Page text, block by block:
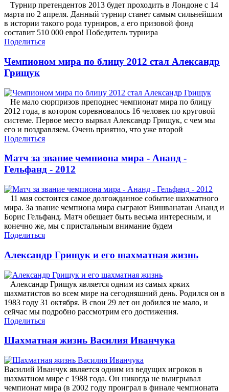
Турнир претендентов 2013 будет проходить в Лондоне с 14
марта по 2 апреля. Данный турнир станет самым сильнейшим
в истории такого рода турниров, а его призовой фонд
составит 510 000 евро! Победитель турнира
Поделиться
Чемпионом мира по блицу 2012 стал Александр
Грищук
Не мало сюрпризов преподнес чемпионат мира по блицу
2012 года, в котором соревновалось 16 человек по круговой
системе. Первое место вырвал Александр Грищук, с чем мы
его и поздравляем. Очень приятно, что уже второй
Поделиться
Матч за звание чемпиона мира - Ананд -
Гельфанд - 2012
11 мая состоится самое долгожданное событие шахматного
мира. За звание чемпиона мира сыграют Вишванатан Ананд и
Борис Гельфанд. Матч обещает быть весьма интересным, и
конечно же, мы с пристальным внимание будем
Поделиться
Александр Грищук и его шахматная жизнь
Александр Грищук является одним из самых ярких
шахматистов во всем мире на сегодняшний день. Родился он в
1983 году 31 октября. В свои 29 лет он добился не мало, и
сейчас мы подробно рассмотрим его достижения.
Поделиться
Шахматная жизнь Василия Иванчука
Василий Иванчук является одним из ведущих игроков в
шахматном мире с 1988 года. Он никогда не выигрывал
чемпионат мира (в 2002 году проиграл в финале чемпионата